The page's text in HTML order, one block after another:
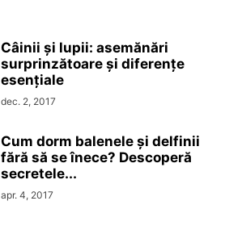
Câinii și lupii: asemănări
surprinzătoare și diferențe
esențiale
dec. 2, 2017
Cum dorm balenele și delfinii
fără să se înece? Descoperă
secretele...
apr. 4, 2017